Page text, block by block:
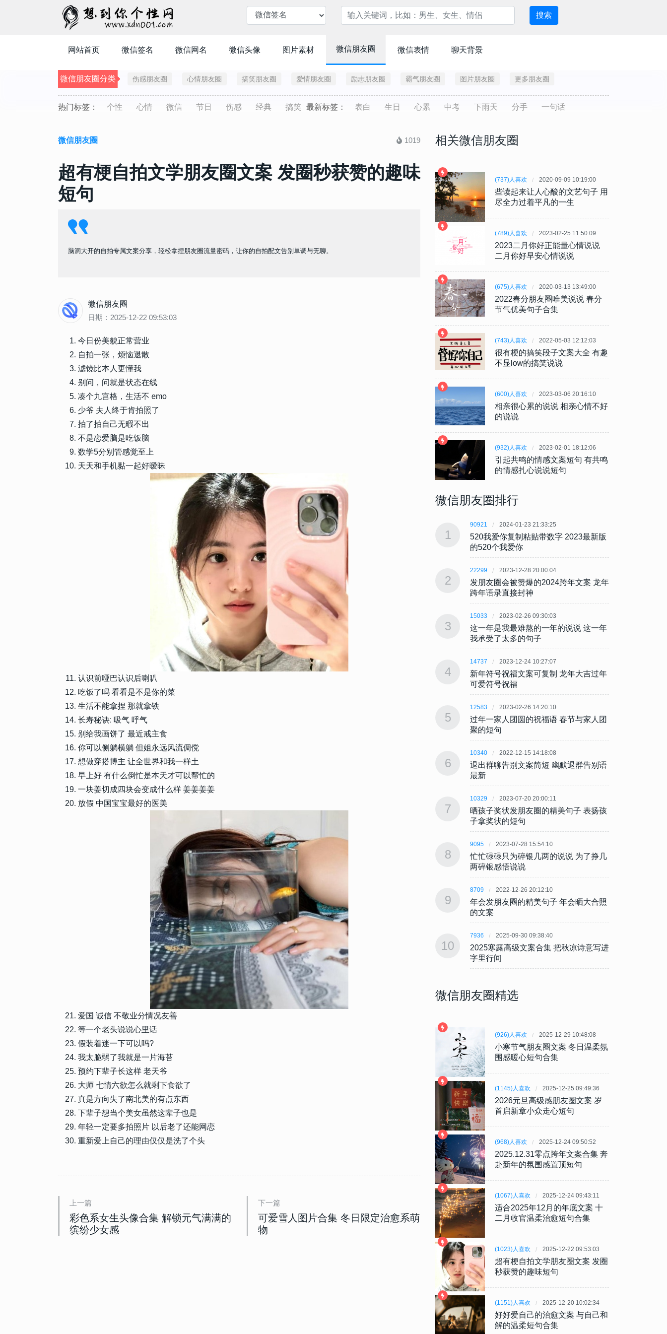
搜索
网站首页 微信签名 微信网名 微信头像 图片素材 微信朋友圈 微信表情 聊天背景
微信朋友圈分类 伤感朋友圈 心情朋友圈 搞笑朋友圈 爱情朋友圈 励志朋友圈 霸气朋友圈 图片朋友圈 更多朋友圈
热门标签： 个性 心情 微信 节日 伤感 经典 搞笑 最新标签： 表白 生日 心累 中考 下雨天 分手 一句话
微信朋友圈 1019
超有梗自拍文学朋友圈文案 发圈秒获赞的趣味
短句
脑洞大开的自拍专属文案分享，轻松拿捏朋友圈流量密码，让你的自拍配文告别单调与无聊。
微信朋友圈
日期：2025-12-22 09:53:03
今日份美貌正常营业
自拍一张，烦恼退散
滤镜比本人更懂我
别问，问就是状态在线
凑个九宫格，生活不 emo
少爷 夫人终于肯拍照了
拍了拍自己无暇不出
不是恋爱脑是吃饭脑
数学5分别管感觉至上
天天和手机黏一起好暧昧
认识前哑巴认识后喇叭
吃饭了吗 看看是不是你的菜
生活不能拿捏 那就拿铁
长寿秘诀: 吸气 呼气
别给我画饼了 最近戒主食
你可以侧躺横躺 但姐永远风流倜傥
想做穿搭博主 让全世界和我一样土
早上好 有什么倒忙是本天才可以帮忙的
一块姜切成四块会变成什么样 姜姜姜姜
放假 中国宝宝最好的医美
爱国 诚信 不敬业分情况友善
等一个老头说说心里话
假装着迷一下可以吗?
我太脆弱了我就是一片海苔
预约下辈子长这样 老天爷
大师 七情六欲怎么就剩下食欲了
真是方向失了南北美的有点东西
下辈子想当个美女虽然这辈子也是
年轻一定要多拍照片 以后老了还能网恋
重新爱上自己的理由仅仅是洗了个头
上一篇
彩色系女生头像合集 解锁元气满满的
缤纷少女感
下一篇
可爱雪人图片合集 冬日限定治愈系萌
物
相关微信朋友圈
(737)人喜欢 2020-09-09 10:19:00
些读起来让人心酸的文艺句子 用
尽全力过着平凡的一生
(789)人喜欢 2023-02-25 11:50:09
2023二月你好正能量心情说说
二月你好早安心情说说
(675)人喜欢 2020-03-13 13:49:00
2022春分朋友圈唯美说说 春分
节气优美句子合集
(743)人喜欢 2022-05-03 12:12:03
很有梗的搞笑段子文案大全 有趣
不显low的搞笑说说
(600)人喜欢 2023-03-06 20:16:10
相亲很心累的说说 相亲心情不好
的说说
(932)人喜欢 2023-02-01 18:12:06
引起共鸣的情感文案短句 有共鸣
的情感扎心说说短句
微信朋友圈排行
2024-01-23 21:33:25
520我爱你复制粘贴带数字 2023最新版
的520个我爱你
2023-12-28 20:00:04
发朋友圈会被赞爆的2024跨年文案 龙年
跨年语录直接封神
2023-02-26 09:30:03
这一年是我最难熬的一年的说说 这一年
我承受了太多的句子
4
2023-12-24 10:27:07
新年符号祝福文案可复制 龙年大吉过年
可爱符号祝福
5
12583 2023-02-26 14:20:10
过年一家人团圆的祝福语 春节与家人团
聚的短句
6
10340 2022-12-15 14:18:08
退出群聊告别文案简短 幽默退群告别语
最新
7
10329 2023-07-20 20:00:11
晒孩子奖状发朋友圈的精美句子 表扬孩
2023-07-28 15:54:10
忙忙碌碌只为碎银几两的说说 为了挣几
两碎银感悟说说
2022-12-26 20:12:10
年会发朋友圈的精美句子 年会晒大合照
2025-09-30 09:38:40
2025寒露高级文案合集 把秋凉诗意写进
字里行间
90921 2024-01-23 21:33:25
520我爱你复制粘贴带数字 2023最新版
22299
发朋友圈会被赞爆的2024跨年文案 龙年
跨年语录直接封神
15033 2023-02-26 09:30:03
这一年是我最难熬的一年的说说 这一年
我承受了太多的句子
4
14737
新年符号祝福文案可复制 龙年大吉过年
7
晒孩子奖状发朋友圈的精美句子 表扬孩
8
9095
9
8709
年会发朋友圈的精美句子 年会晒大合照
的文案
10
7936 2025-09-30 09:38:40
2025寒露高级文案合集 把秋凉诗意写进
字里行间
1
90921 2024-01-23 21:33:25
520我爱你复制粘贴带数字 2023最新版
的520个我爱你
2
22299 2023-12-28 20:00:04
发朋友圈会被赞爆的2024跨年文案 龙年
跨年语录直接封神
3
15033 2023-02-26 09:30:03
这一年是我最难熬的一年的说说 这一年
我承受了太多的句子
4
14737 2023-12-24 10:27:07
新年符号祝福文案可复制 龙年大吉过年
可爱符号祝福
5
12583 2023-02-26 14:20:10
过年一家人团圆的祝福语 春节与家人团
聚的短句
6
10340 2022-12-15 14:18:08
退出群聊告别文案简短 幽默退群告别语
最新
7
10329 2023-07-20 20:00:11
晒孩子奖状发朋友圈的精美句子 表扬孩
子拿奖状的短句
8
9095 2023-07-28 15:54:10
忙忙碌碌只为碎银几两的说说 为了挣几
两碎银感悟说说
9
8709 2022-12-26 20:12:10
年会发朋友圈的精美句子 年会晒大合照
的文案
10
7936 2025-09-30 09:38:40
2025寒露高级文案合集 把秋凉诗意写进
字里行间
微信朋友圈精选
(926)人喜欢 2025-12-29 10:48:08
小寒节气朋友圈文案 冬日温柔氛
围感暖心短句合集
(1145)人喜欢 2025-12-25 09:49:36
2026元旦高级感朋友圈文案 岁
首启新章小众走心短句
(968)人喜欢 2025-12-24 09:50:52
2025.12.31零点跨年文案合集 奔
赴新年的氛围感置顶短句
(1067)人喜欢 2025-12-24 09:43:11
适合2025年12月的年底文案 十
二月收官温柔治愈短句合集
(1023)人喜欢 2025-12-22 09:53:03
超有梗自拍文学朋友圈文案 发圈
秒获赞的趣味短句
(1151)人喜欢 2025-12-20 10:02:34
好好爱自己的治愈文案 与自己和
解的温柔短句合集